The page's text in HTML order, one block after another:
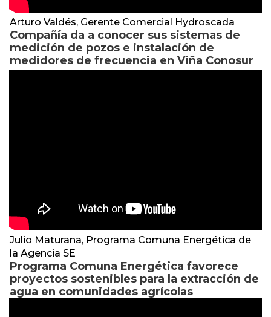
Arturo Valdés, Gerente Comercial Hydroscada
Compañía da a conocer sus sistemas de
medición de pozos e instalación de
medidores de frecuencia en Viña Conosur
Julio Maturana, Programa Comuna Energética de
la Agencia SE
Programa Comuna Energética favorece
proyectos sostenibles para la extracción de
agua en comunidades agrícolas